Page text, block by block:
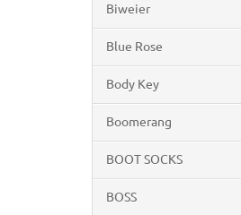
Biweier
Blue Rose
Body Key
Boomerang
BOOT SOCKS
BOSS